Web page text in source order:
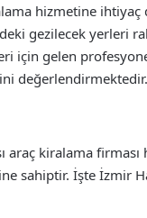
hizmetine
gezilecek yerleri
için gelen
değerlendirmektedir.
araç kiralama
sahiptir. İşte İzmir